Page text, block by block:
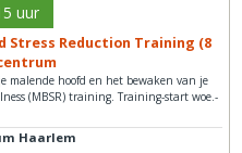
uur
Stress Reduction Training (8
malende hoofd en het bewaken van je
(MBSR) training. Training-start woe.-
Haarlem